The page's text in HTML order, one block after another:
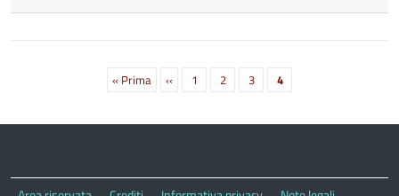
Prima
« Prima
Pagina
‹‹ Pagina
1 Pagina
2 Pagina
3
Pagina
4